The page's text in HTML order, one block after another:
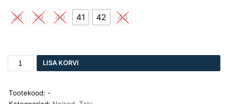
38 39 40 41 42 43
LISA KORVI
Tootekood: -